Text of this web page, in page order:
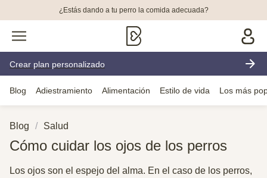
¿Estás dando a tu perro la comida adecuada?
Crear plan personalizado
Blog Adiestramiento Alimentación Estilo de vida Los más
Blog Salud
Cómo cuidar los ojos de los perros
Los ojos son el espejo del alma. En el caso de los perros,